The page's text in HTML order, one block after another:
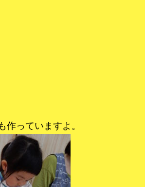
っていますよ。